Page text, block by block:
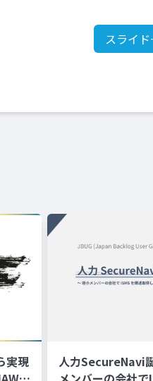
スライ
実現
人力SecureNavi